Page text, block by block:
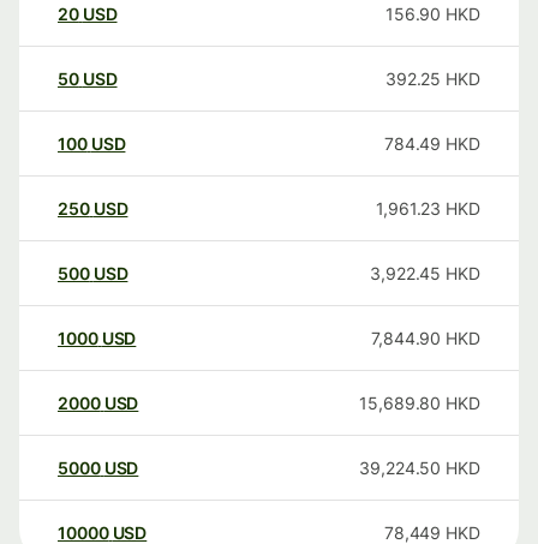
20 USD 156.90 HKD
50 USD 392.25 HKD
100 USD 784.49 HKD
250 USD 1,961.23 HKD
500 USD 3,922.45 HKD
1000 USD 7,844.90 HKD
2000 USD 15,689.80 HKD
5000 USD 39,224.50 HKD
10000 USD 78,449 HKD